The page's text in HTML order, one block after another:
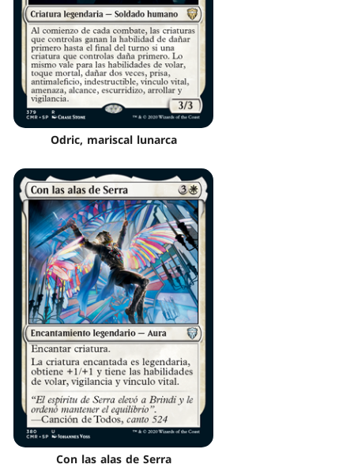
Odric, mariscal lunarca
Con las alas de Serra